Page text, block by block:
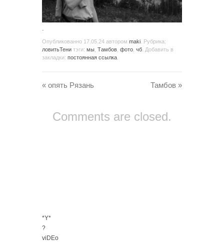
.
Опубликованно 17.05.24 автором maki . Рубрика:
ловитьТени тэги: мы Тамбов фото чб . Добавить в
закладки: постоянная ссылка
« опять Рязань Тамбов »
Comments are closed.
*Y*
?
viDEo